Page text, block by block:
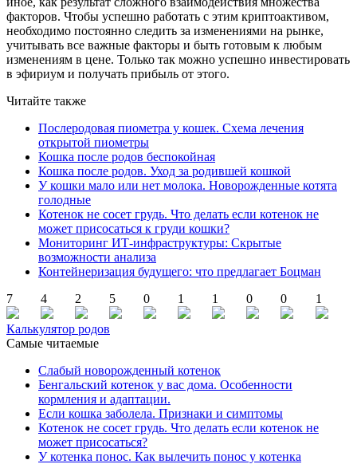
факторов. Чтобы успешно работать с этим криптоактивом,
необходимо постоянно следить за изменениями на рынке,
учитывать все важные факторы и быть готовым к любым
изменениям в цене. Только так можно успешно инвестировать
в эфириум и получать прибыль от этого.
Читайте также
Послеродовая пиометра у кошек. Схема лечения
открытой пиометры
Кошка после родов беспокойная
Кошка после родов. Уход за родившей кошкой
У кошки мало или нет молока. Новорожденные котята
голодные
Котенок не сосет грудь. Что делать если котенок не
может присосаться к груди кошки?
Мониторинг ИТ-инфраструктуры: Скрытые
возможности анализа
Контейнеризация будущего: что предлагает Боцман
7
4 2 5 0 1 1 0 0 1
Калькулятор родов
Самые читаемые
Слабый новорожденный котенок
Бенгальский котенок у вас дома. Особенности
кормления и адаптации.
Если кошка заболела. Признаки и симптомы
Котенок не сосет грудь. Что делать если котенок не
может присосаться?
У котенка понос. Как вылечить понос у котенка